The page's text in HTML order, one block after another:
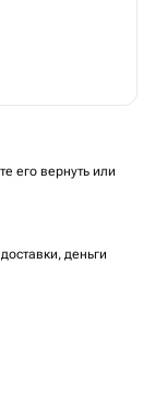
его вернуть или
деньги